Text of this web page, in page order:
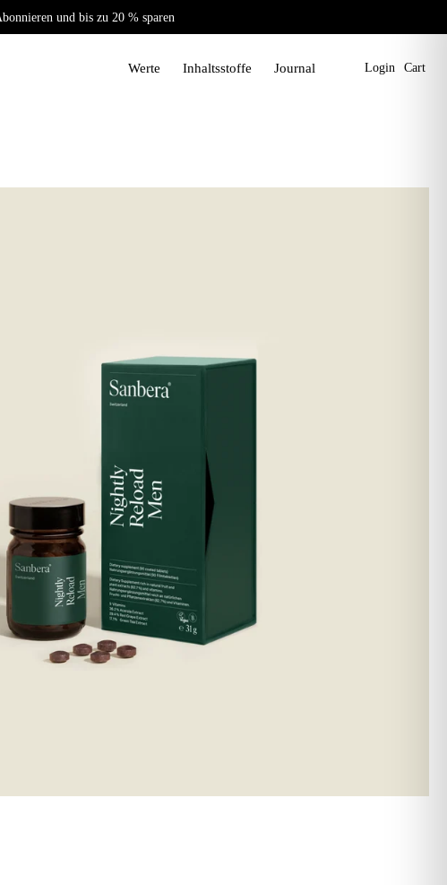
und bis zu 20 % sparen
Login
Cart
Werte Inhaltsstoffe Journal